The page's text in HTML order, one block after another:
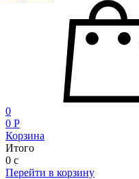
0
0 P
Корзина
Итого
0 c
Перейти в корзину